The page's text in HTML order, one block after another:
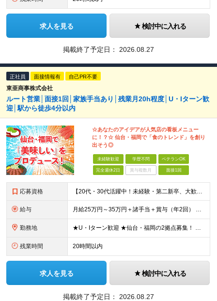
求人を見る 検討中に入れる
掲載終了予定日： 2026.08.27
正社員 面接情報有 自己PR不要
東亜商事株式会社
ルート営業│面接1回│家族手当あり│残業月20h程度│U・Iターン歓
迎│駅から徒歩4分以内
☆あなたのアイデアが人気店の看板メニュー
に！？☆ 仙台・福岡で「食のトレンド」を創り
出そう◎
未経験歓迎 学歴不問 ベテランOK
完全週休2日 賞与複数月 面接1回
応募資格 【20代・30代活躍中！未経験・第二新卒、大歓迎♪】 ●普通自動車免許（AT限定可）をお持ちの方 ●学歴不問 ＼こんな方にピッタリです！／ ★食べることや、食のトレンドに興味がある方 ★仙台・福岡に
給与 月給25万円～35万円＋諸手当＋賞与（年2回） ※年齢・スキル・経験等を考慮した上で決定いたします。 ※試用期間3ヶ月あり。諸手当は試用期間後に支給開始、その他待遇の差異はありません ※残業代は全額
勤務地 ★U・Iターン歓迎 ★仙台・福岡の2拠点募集！ 【仙台支店】 宮城県仙台市若林区新寺1-4-5 ノースピアビル 【福岡営業所】 福岡県福岡市中央区舞鶴2-1-10 天神フロントスクエア (変更の
残業時間 20時間以内
求人を見る 検討中に入れる
掲載終了予定日： 2026.08.27